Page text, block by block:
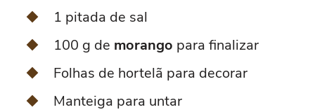
1 pitada de sal
100 g de morango para finalizar
Folhas de hortelã para decorar
Manteiga para untar